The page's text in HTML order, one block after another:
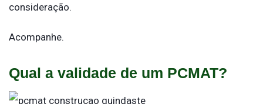
consideração.
Acompanhe.
Qual a validade de um PCMAT?